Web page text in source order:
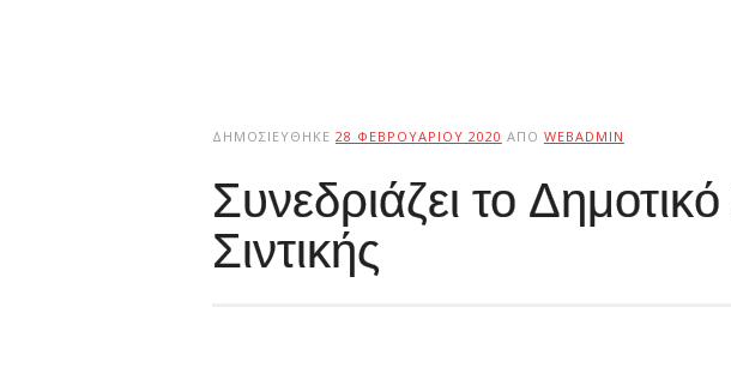
ΔΗΜΟΣΙΕΎΘΗΚΕ 28 ΦΕΒΡΟΥΑΡΊΟΥ 2020 ΑΠΌ WEBADMIN
Συνεδριάζει το
Σιντικής